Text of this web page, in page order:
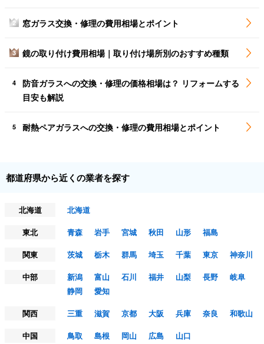
2 窓ガラス交換・修理の費用相場とポイント
3 鏡の取り付け費用相場｜取り付け場所別のおすすめ種類
4
防音ガラスへの交換・修理の価格相場は？ リフォームする
目安も解説
5 耐熱ペアガラスへの交換・修理の費用相場とポイント
都道府県から近くの業者を探す
北海道
北海道
東北
青森 岩手 宮城 秋田 山形
福島
関東
茨城 栃木 群馬 埼玉 千葉 東京
神奈川
中部
新潟 富山 石川 福井 山梨 長野
岐阜
静岡
愛知
関西
三重 滋賀 京都 大阪 兵庫 奈良
和歌山
中国
鳥取 島根 岡山 広島
山口